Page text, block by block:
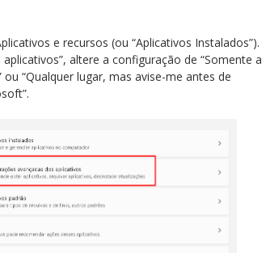
e recursos (ou “Aplicativos Instalados”).
altere a configuração de “Somente a
“Qualquer lugar, mas avise-me antes de